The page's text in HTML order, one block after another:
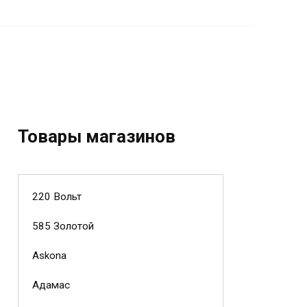
Товары магазинов
220 Вольт
585 Золотой
Askona
Адамас